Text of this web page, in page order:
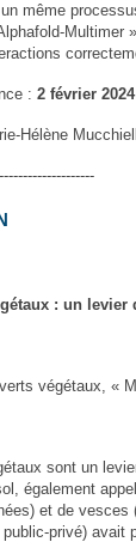
même
Multimer
: 2 février 2024
Hélène
: un
végétaux, «
sont un
également
et de
privé) avait